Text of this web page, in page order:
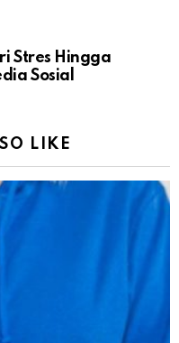
Stres Hingga
Sosial
LIKE